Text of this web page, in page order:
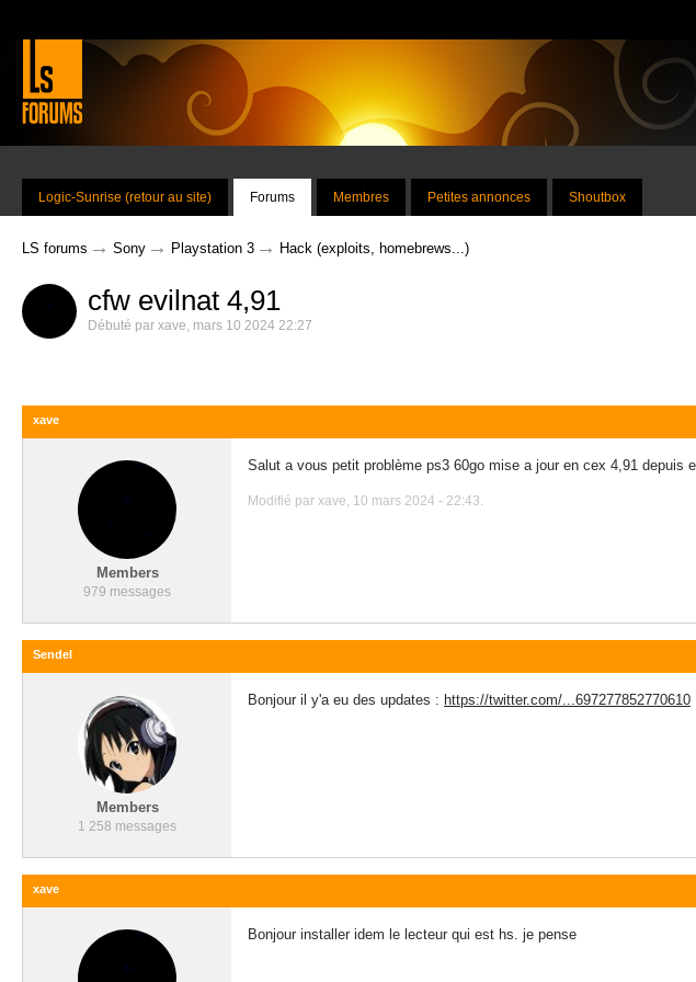
Logic-Sunrise (retour au site) Forums Membres Petites annonces Shoutbox
LS forums → Sony → Playstation 3 → Hack (exploits, homebrews...)
cfw evilnat 4,91
Débuté par xave, mars 10 2024 22:27
xave
Members
979 messages
Salut a vous petit problème ps3 60go mise a jour en cex 4,91
Modifié par xave, 10 mars 2024 - 22:43.
Sendel
Members
1 258 messages
Bonjour il y'a eu des updates : https://twitter.com/...697277852770610
xave
Bonjour installer idem le lecteur qui est hs. je pense